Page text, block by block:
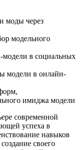
моды через
модельного
модели в социальных
модели в онлайн-
имиджа модели
современной
успеха в
навыков
своего